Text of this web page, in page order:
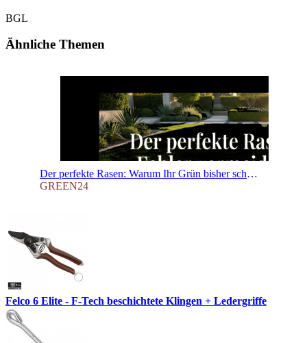
BGL
Ähnliche Themen
Der perfekte Rasen: Warum Ihr Grün bisher scheiterte und wie Sie es jetzt retten
GREEN24
Felco 6 Elite - F-Tech beschichtete Klingen + Ledergriffe